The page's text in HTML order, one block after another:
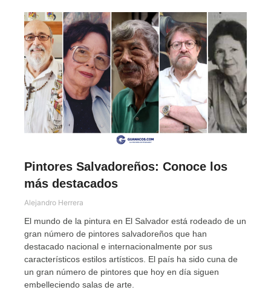
Pintores Salvadoreños: Conoce los
más destacados
Alejandro Herrera
El mundo de la pintura en El Salvador está rodeado de un
gran número de pintores salvadoreños que han
destacado nacional e internacionalmente por sus
característicos estilos artísticos. El país ha sido cuna de
un gran número de pintores que hoy en día siguen
embelleciendo salas de arte.